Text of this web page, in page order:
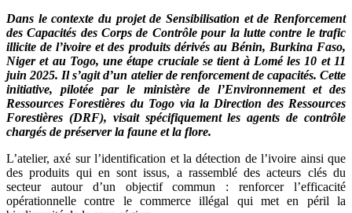
Dans le contexte du projet de Sensibilisation et de Renforcement
des Capacités des Corps de Contrôle pour la lutte contre le trafic
illicite de l’ivoire et des produits dérivés au Bénin, Burkina Faso,
Niger et au Togo, une étape cruciale se tient à Lomé les 10 et 11
juin 2025. Il s’agit d’un atelier de renforcement de capacités. Cette
initiative, pilotée par le ministère de l’Environnement et des
Ressources Forestières du Togo via la Direction des Ressources
Forestières (DRF), visait spécifiquement les agents de contrôle
chargés de préserver la faune et la flore.
L’atelier, axé sur l’identification et la détection de l’ivoire ainsi que
des produits qui en sont issus, a rassemblé des acteurs clés du
secteur autour d’un objectif commun : renforcer l’efficacité
opérationnelle contre le commerce illégal qui met en péril la